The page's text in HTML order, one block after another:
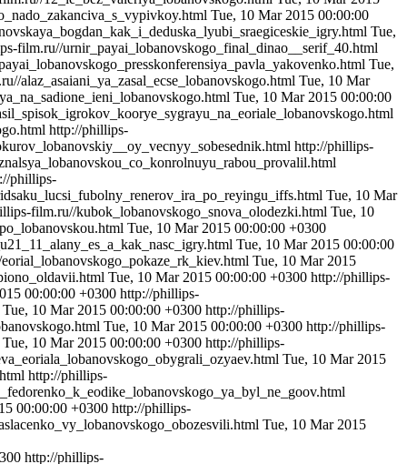
Tue, 10 Mar 2015 00:00:00
Tue,
film.ru//urnir_payai_lobanovskogo_final_dinao__serif_40.html
Tue,
alaz_asaiani_ya_zasal_ecse_lobanovskogo.html Tue, 10 Mar
Tue, 10 Mar 2015 00:00:00
http://phillips-
http://phillips-
phillips-
Tue, 10 Mar
film.ru//kubok_lobanovskogo_snova_olodezki.html Tue, 10
Tue, 10 Mar 2015 00:00:00 +0300
Tue, 10 Mar 2015 00:00:00
Tue, 10 Mar 2015
Tue, 10 Mar 2015 00:00:00 +0300 http://phillips-
00:00:00 +0300 http://phillips-
Tue, 10 Mar 2015 00:00:00 +0300 http://phillips-
Tue, 10 Mar 2015 00:00:00 +0300 http://phillips-
Tue, 10 Mar 2015 00:00:00 +0300 http://phillips-
Tue, 10 Mar 2015
http://phillips-
00:00:00 +0300 http://phillips-
Tue, 10 Mar 2015
http://phillips-